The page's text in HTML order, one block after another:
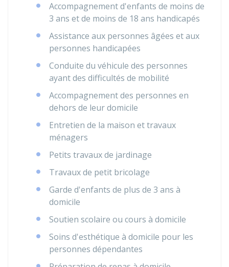
Accompagnement d'enfants de moins de
3 ans et de moins de 18 ans handicapés
Assistance aux personnes âgées et aux
personnes handicapées
Conduite du véhicule des personnes
ayant des difficultés de mobilité
Accompagnement des personnes en
dehors de leur domicile
Entretien de la maison et travaux
ménagers
Petits travaux de jardinage
Travaux de petit bricolage
Garde d'enfants de plus de 3 ans à
domicile
Soutien scolaire ou cours à domicile
Soins d'esthétique à domicile pour les
personnes dépendantes